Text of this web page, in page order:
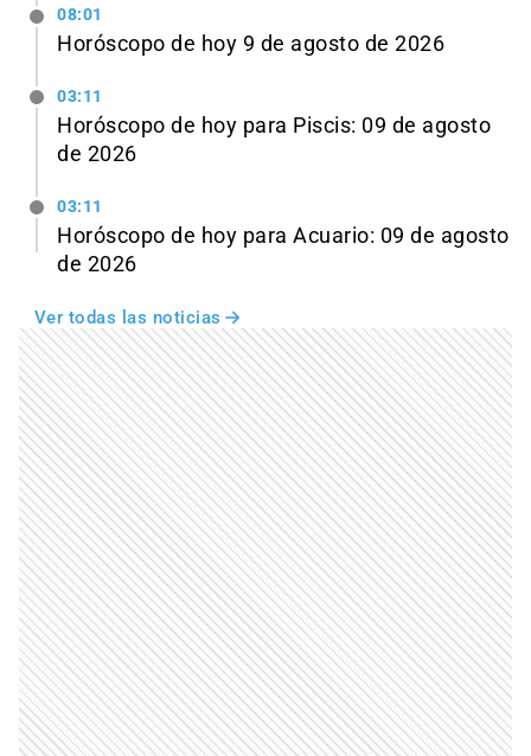
08:01
Horóscopo de hoy 9 de agosto de 2026
03:11
Horóscopo de hoy para Piscis: 09 de agosto
de 2026
03:11
Horóscopo de hoy para Acuario: 09 de agosto
de 2026
Ver todas las noticias